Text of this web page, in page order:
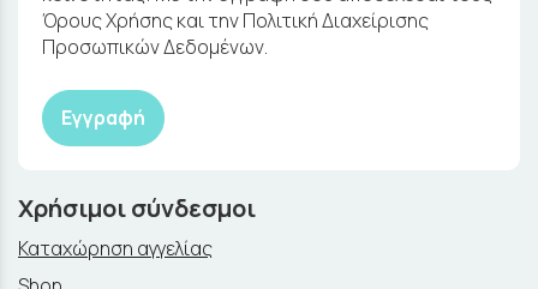
Όρους Χρήσης και την Πολιτική Διαχείρισης
Προσωπικών Δεδομένων.
Εγγραφή
Χρήσιμοι σύνδεσμοι
Καταχώρηση αγγελίας